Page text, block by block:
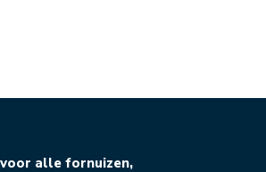
alle fornuizen,